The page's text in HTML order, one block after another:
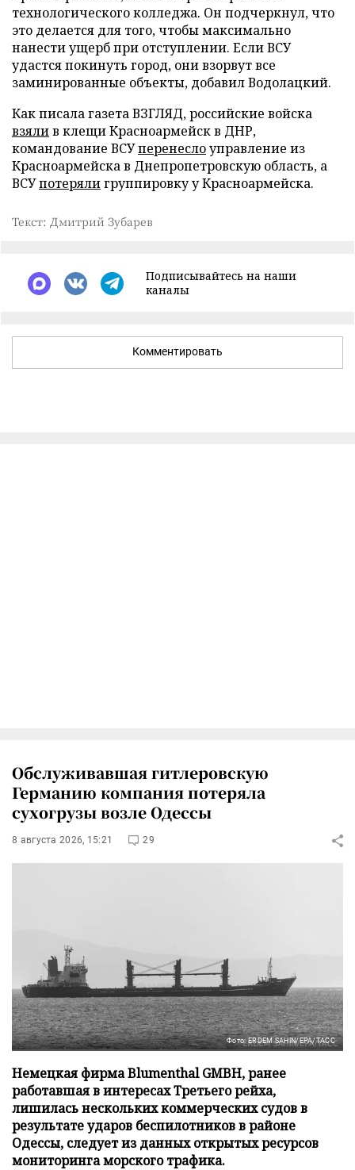
технологического колледжа. Он подчеркнул, что
это делается для того, чтобы максимально
нанести ущерб при отступлении. Если ВСУ
удастся покинуть город, они взорвут все
заминированные объекты, добавил Водолацкий.
Как писала газета ВЗГЛЯД, российские войска
взялив клещи Красноармейск в ДНР,
командование ВСУперенеслоуправление из
Красноармейска в Днепропетровскую область, а
ВСУпотерялигруппировку у Красноармейска.
Текст: Дмитрий Зубарев
Подписывайтесь на наши
каналы
Комментировать
Обслуживавшая гитлеровскую
Германию компания потеряла
сухогрузы возле Одессы
8 августа 2026, 15:21 29
Фото: ERDEM SAHIN/EPA/ТАСС
Немецкая фирма Blumenthal GMBH, ранее
работавшая в интересах Третьего рейха,
лишилась нескольких коммерческих судов в
результате ударов беспилотников в районе
Одессы, следует из данных открытых ресурсов
мониторинга морского трафика.